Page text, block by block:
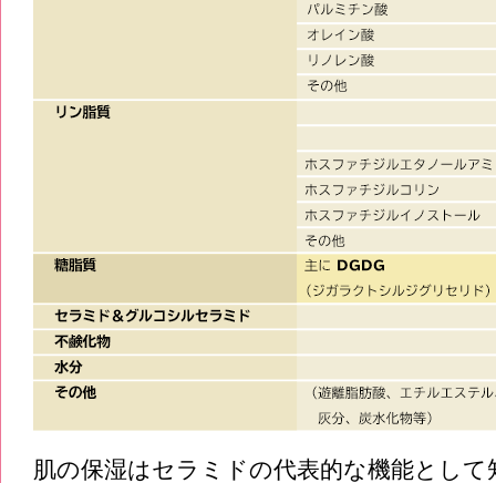
肌の保湿はセラミドの代表的な機能とし